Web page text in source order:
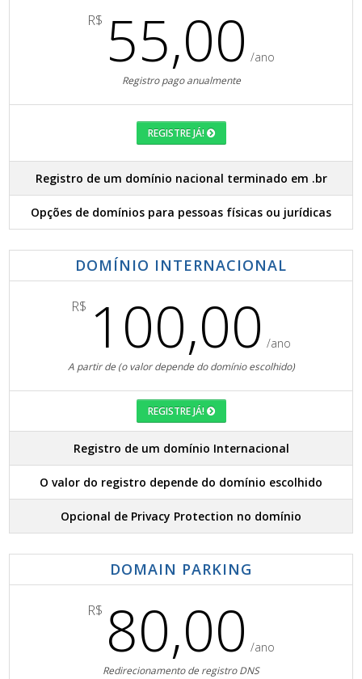
R$ 55,00 /ano
Registro pago anualmente
REGISTRE JÁ!
Registro de um domínio nacional terminado em .br
Opções de domínios para pessoas físicas ou jurídicas
DOMÍNIO INTERNACIONAL
R$ 100,00 /ano
A partir de (o valor depende do domínio escolhido)
REGISTRE JÁ!
Registro de um domínio Internacional
O valor do registro depende do domínio escolhido
Opcional de Privacy Protection no domínio
DOMAIN PARKING
R$ 80,00 /ano
Redirecionamento de registro DNS